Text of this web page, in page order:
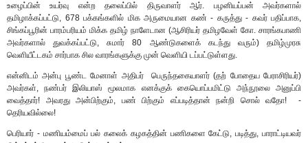
உழைப்பின் உயர்வு என்ற தலைப்பில் திருவாளர் ஆர். பழனியப்பன் அவர்களால்
தமிழாக்கப்பட்டு, 678 பக்கங்களில் மிக அருமையான கண் - கருத்து - கவர் பதிப்பாக,
சிங்கப்பூரின் பாரம்பரியம் மிக்க தமிழ் நாளேடான (ஆசிரியர் தமிழவேள் கோ. சாரங்கபாணி
அவர்களால் துவக்கப்பட்டு, சுமார் 80 ஆண்டுகளைக் கடந்து வரும்) தமிழ்முரசு
வெளியீட்டகம் சார்பாக சில வாரங்களுக்கு முன் வெளியி டப்பட்டுள்ளது.
என்னிடம் அன்பு பூண்ட மேனாள் அதிபர் பெருந்தகையாளர் (தற் போதைய பேராசிரியர்)
அவர்கள், நண்பர் இலியாஸ் மூலமாக எனக்குக் கையொப்பமிட்டு அந்நூலை அனுப்பி
வைத்தார்! அவரது அன்பிற்கும், பண் பிற்கும் எப்படித்தான் நன்றி சொல் வதோ! -
தெரியவில்லை!
பெரியார் - மணியம்மைப் பல் கலைக் கழகத்தின் பணிகளை கேட்டு, படித்து, பாராட்டியவர்